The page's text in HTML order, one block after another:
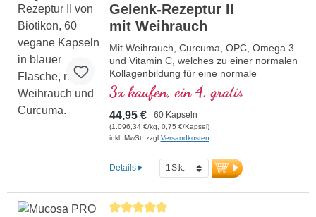
Gelenk-Rezeptur II
mit Weihrauch
Mit Weihrauch, Curcuma, OPC, Omega 3
und Vitamin C, welches zu einer normalen
Kollagenbildung für eine normale
Knorpelfunktion beiträgt. Zur spezifischen
Versorgung der knorpeligen
Gelenkstrukturen.
3x kaufen, ein 4. gratis
44,95 € 60 Kapseln
(1.096,34 €/kg, 0,75 €/Kapsel)
inkl. MwSt. zzgl Versandkosten
Details
Durchschnittliche Bewertung von 5 von 5 Sternen